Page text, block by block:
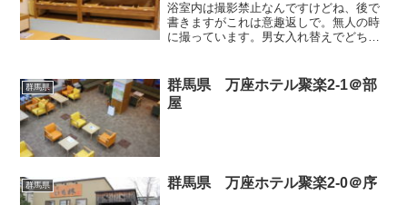
浴室内は撮影禁止なんですけどね、後で
書きますがこれは意趣返しで。無人の時
に撮っています。男女入れ替えでどちら
のか・・・色々とシャンプー類が置いて
あります。シャンプーバイ...
群馬県
群馬県 万座ホテル聚楽2-1＠部
屋
群馬県 群馬県 万座ホテル聚楽2-0＠序